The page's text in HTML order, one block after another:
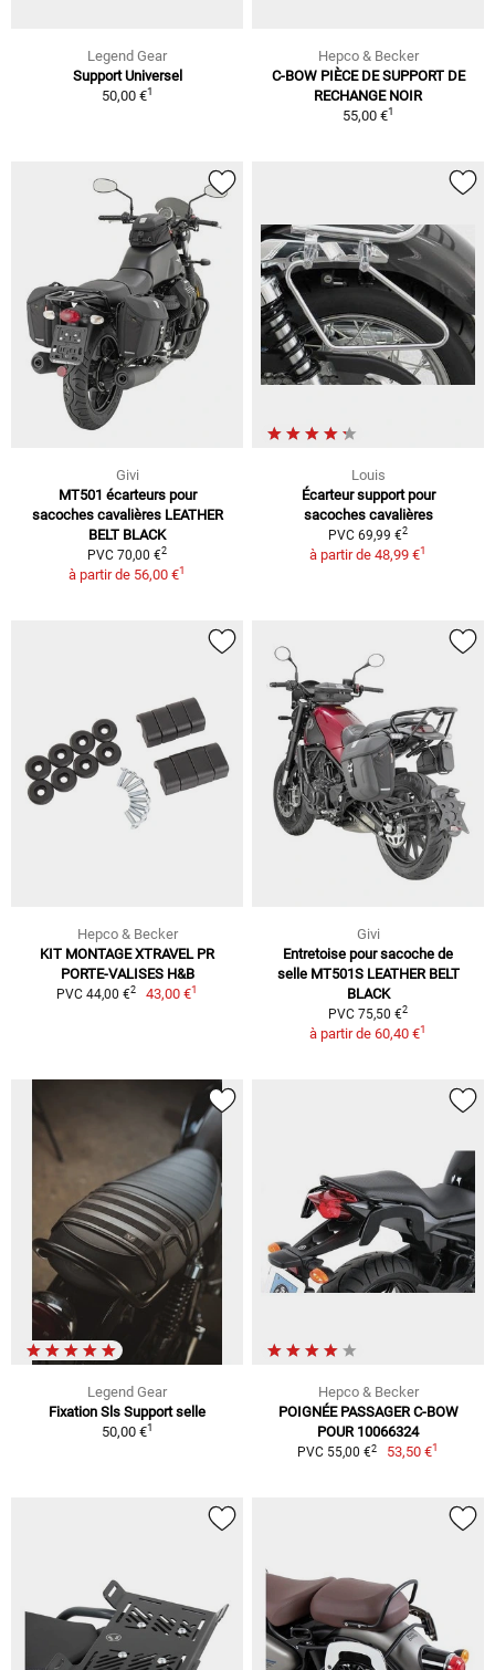
Legend Gear
Support Universel
50,00 €1
Hepco & Becker
C-BOW PIÈCE DE SUPPORT DE
RECHANGE NOIR
55,00 €1
Givi
MT501 écarteurs pour
sacoches cavalières LEATHER
BELT BLACK
PVC 70,00 €2
à partir de 56,00 €1
Louis
Écarteur support pour
sacoches cavalières
PVC 69,99 €2
à partir de 48,99 €1
Hepco & Becker
KIT MONTAGE XTRAVEL PR
PORTE-VALISES H&B
PVC 44,00 €2 43,00 €1
Givi
Entretoise pour sacoche de
selle MT501S LEATHER BELT
BLACK
PVC 75,50 €2
à partir de 60,40 €1
Legend Gear
Fixation Sls Support selle
50,00 €1
Hepco & Becker
POIGNÉE PASSAGER C-BOW
POUR 10066324
PVC 55,00 €2 53,50 €1